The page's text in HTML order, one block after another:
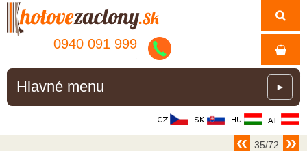
0940 091 999
Hlavné menu ►
35/72